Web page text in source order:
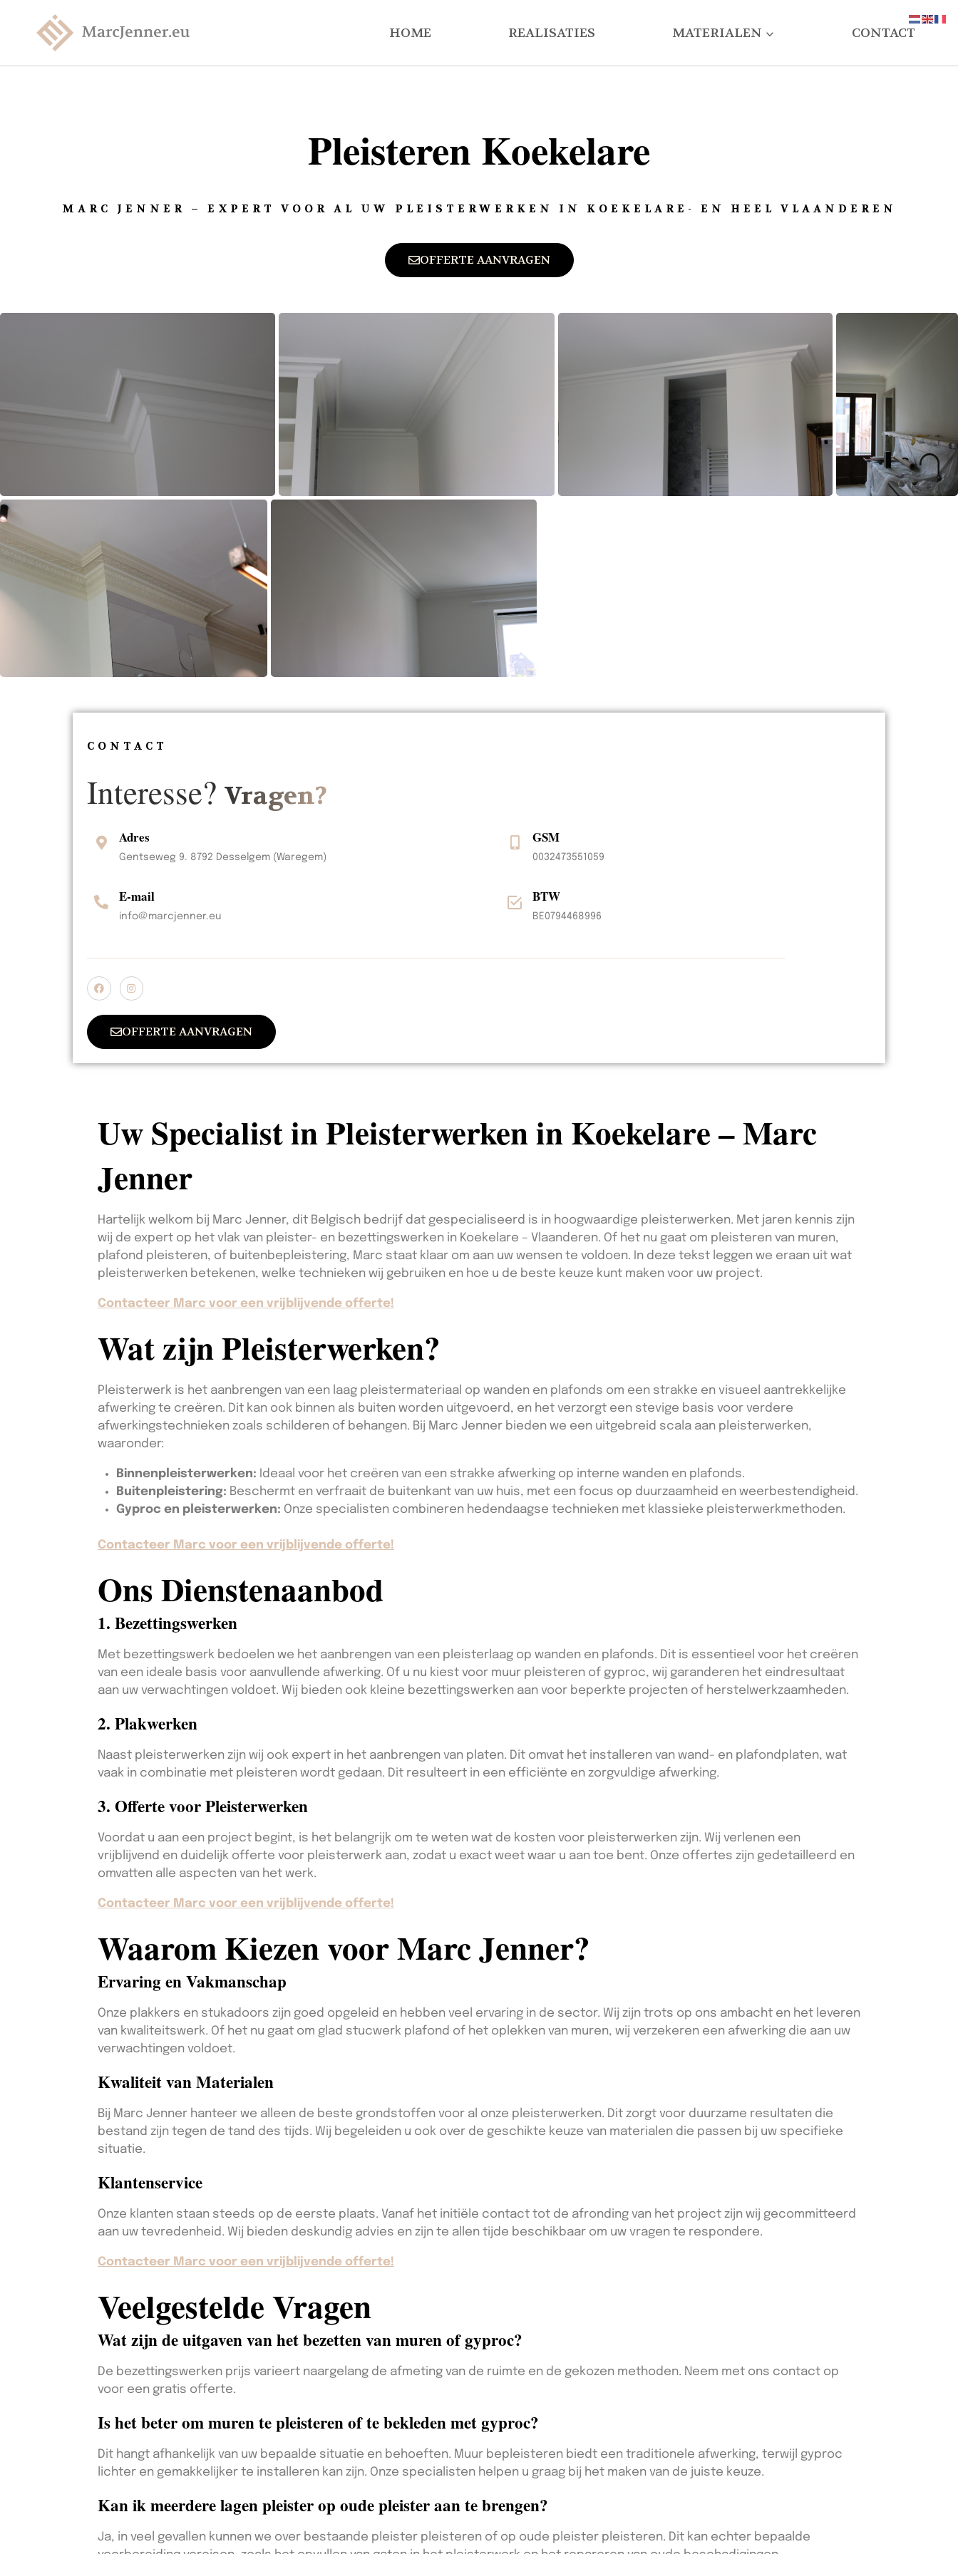
HOME REALISATIES MATERIALEN CONTACT
Pleisteren Koekelare
MARC JENNER – EXPERT VOOR AL UW PLEISTERWERKEN IN KOEKELARE- EN HEEL VLAANDEREN
OFFERTE AANVRAGEN
CONTACT
Interesse? Vragen?
Adres
Gentseweg 9. 8792 Desselgem (Waregem)
GSM
0032473551059
E-mail
info@marcjenner.eu
BTW
BE0794468996
OFFERTE AANVRAGEN
Uw Specialist in Pleisterwerken in Koekelare – Marc
Jenner
Hartelijk welkom bij Marc Jenner, dit Belgisch bedrijf dat gespecialiseerd is in hoogwaardige pleisterwerken. Met jaren kennis zijn
wij de expert op het vlak van pleister- en bezettingswerken in Koekelare – Vlaanderen. Of het nu gaat om pleisteren van muren,
plafond pleisteren, of buitenbepleistering, Marc staat klaar om aan uw wensen te voldoen. In deze tekst leggen we eraan uit wat
pleisterwerken betekenen, welke technieken wij gebruiken en hoe u de beste keuze kunt maken voor uw project.
Contacteer Marc voor een vrijblijvende offerte!
Wat zijn Pleisterwerken?
Pleisterwerk is het aanbrengen van een laag pleistermateriaal op wanden en plafonds om een strakke en visueel aantrekkelijke
afwerking te creëren. Dit kan ook binnen als buiten worden uitgevoerd, en het verzorgt een stevige basis voor verdere
afwerkingstechnieken zoals schilderen of behangen. Bij Marc Jenner bieden we een uitgebreid scala aan pleisterwerken,
waaronder:
Binnenpleisterwerken: Ideaal voor het creëren van een strakke afwerking op interne wanden en plafonds.
Buitenpleistering: Beschermt en verfraait de buitenkant van uw huis, met een focus op duurzaamheid en weerbestendigheid.
Gyproc en pleisterwerken: Onze specialisten combineren hedendaagse technieken met klassieke pleisterwerkmethoden.
Contacteer Marc voor een vrijblijvende offerte!
Ons Dienstenaanbod
1. Bezettingswerken
Met bezettingswerk bedoelen we het aanbrengen van een pleisterlaag op wanden en plafonds. Dit is essentieel voor het creëren
van een ideale basis voor aanvullende afwerking. Of u nu kiest voor muur pleisteren of gyproc, wij garanderen het eindresultaat
aan uw verwachtingen voldoet. Wij bieden ook kleine bezettingswerken aan voor beperkte projecten of herstelwerkzaamheden.
2. Plakwerken
Naast pleisterwerken zijn wij ook expert in het aanbrengen van platen. Dit omvat het installeren van wand- en plafondplaten, wat
vaak in combinatie met pleisteren wordt gedaan. Dit resulteert in een efficiënte en zorgvuldige afwerking.
3. Offerte voor Pleisterwerken
Voordat u aan een project begint, is het belangrijk om te weten wat de kosten voor pleisterwerken zijn. Wij verlenen een
vrijblijvend en duidelijk offerte voor pleisterwerk aan, zodat u exact weet waar u aan toe bent. Onze offertes zijn gedetailleerd en
omvatten alle aspecten van het werk.
Contacteer Marc voor een vrijblijvende offerte!
Waarom Kiezen voor Marc Jenner?
Ervaring en Vakmanschap
Onze plakkers en stukadoors zijn goed opgeleid en hebben veel ervaring in de sector. Wij zijn trots op ons ambacht en het leveren
van kwaliteitswerk. Of het nu gaat om glad stucwerk plafond of het oplekken van muren, wij verzekeren een afwerking die aan uw
verwachtingen voldoet.
Kwaliteit van Materialen
Bij Marc Jenner hanteer we alleen de beste grondstoffen voor al onze pleisterwerken. Dit zorgt voor duurzame resultaten die
bestand zijn tegen de tand des tijds. Wij begeleiden u ook over de geschikte keuze van materialen die passen bij uw specifieke
situatie.
Klantenservice
Onze klanten staan steeds op de eerste plaats. Vanaf het initiële contact tot de afronding van het project zijn wij gecommitteerd
aan uw tevredenheid. Wij bieden deskundig advies en zijn te allen tijde beschikbaar om uw vragen te respondere.
Contacteer Marc voor een vrijblijvende offerte!
Veelgestelde Vragen
Wat zijn de uitgaven van het bezetten van muren of gyproc?
De bezettingswerken prijs varieert naargelang de afmeting van de ruimte en de gekozen methoden. Neem met ons contact op
voor een gratis offerte.
Is het beter om muren te pleisteren of te bekleden met gyproc?
Dit hangt afhankelijk van uw bepaalde situatie en behoeften. Muur bepleisteren biedt een traditionele afwerking, terwijl gyproc
lichter en gemakkelijker te installeren kan zijn. Onze specialisten helpen u graag bij het maken van de juiste keuze.
Kan ik meerdere lagen pleister op oude pleister aan te brengen?
Ja, in veel gevallen kunnen we over bestaande pleister pleisteren of op oude pleister pleisteren. Dit kan echter bepaalde